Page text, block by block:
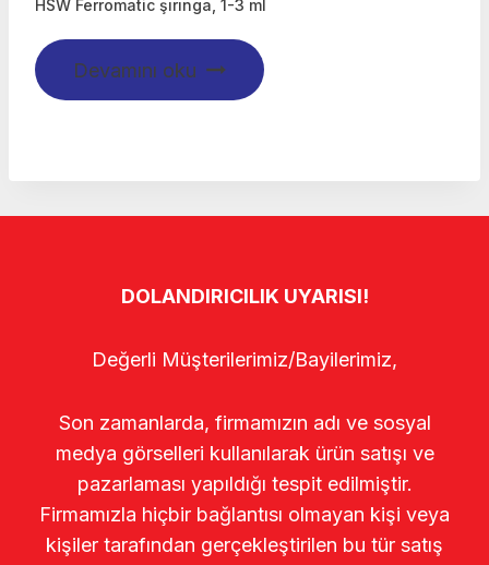
HSW Ferromatic şırınga, 1-3 ml
Devamını oku
DOLANDIRICILIK UYARISI!
Değerli Müşterilerimiz/Bayilerimiz,
Son zamanlarda, firmamızın adı ve sosyal
medya görselleri kullanılarak ürün satışı ve
pazarlaması yapıldığı tespit edilmiştir.
Firmamızla hiçbir bağlantısı olmayan kişi veya
kişiler tarafından gerçekleştirilen bu tür satış